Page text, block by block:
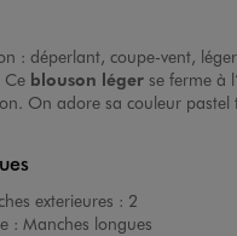
: déperlant, coupe-vent,
Ce blouson léger se ferme à
On adore sa couleur pastel
exterieures : 2
: Manches longues